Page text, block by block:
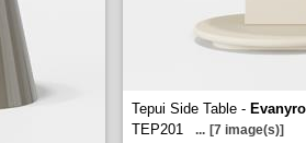
Tepui Side Table -
TEP201
... [7 image(s)]